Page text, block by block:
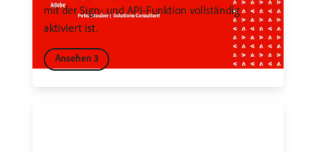
mit der Sign- und API-Funktion vollständig
aktiviert ist.
Ansehen 3